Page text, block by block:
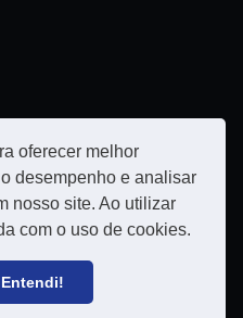
oferecer melhor
desempenho e analisar
nosso site. Ao utilizar
com o uso de cookies.
Filie-se